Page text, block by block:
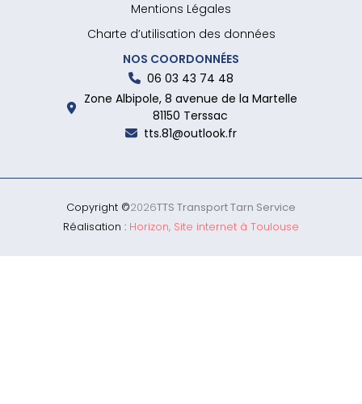
Mentions Légales
Charte d’utilisation des données
NOS COORDONNÉES
06 03 43 74 48
Zone Albipole, 8 avenue de la Martelle
81150 Terssac
tts.81@outlook.fr
Copyright ©2026TTS Transport Tarn Service
Réalisation : Horizon, Site internet à Toulouse